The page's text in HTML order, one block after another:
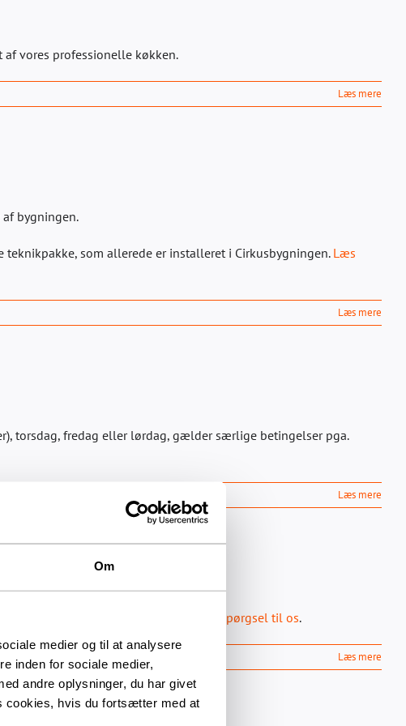
Om
medier og til at analysere
inden for sociale medier,
andre oplysninger, du har givet
cookies, hvis du fortsætter med at
af vores professionelle køkken.
Læs mere
bygningen.
som allerede er installeret i Cirkusbygningen. Læs
Læs mere
torsdag, fredag eller lørdag, gælder særlige betingelser pga.
Læs mere
forespørgsel til os.
Læs mere